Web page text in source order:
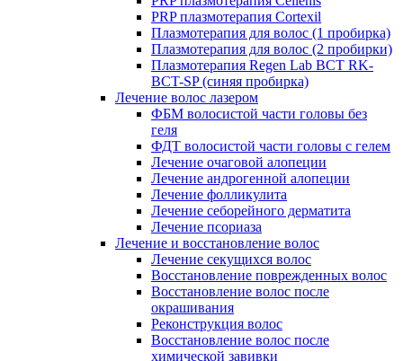
PRP плазмотерапия Cortexil
Плазмотерапия для волос (1 пробирка)
Плазмотерапия для волос (2 пробирки)
Плазмотерапия Regen Lab BCT RK-
BCT-SP (синяя пробирка)
Лечение волос лазером
ФБМ волосистой части головы без
геля
ФДТ волосистой части головы с гелем
Лечение очаговой алопеции
Лечение андрогенной алопеции
Лечение фолликулита
Лечение себорейного дерматита
Лечение псориаза
Лечение и восстановление волос
Лечение секущихся волос
Восстановление поврежденных волос
Восстановление волос после
окрашивания
Реконструкция волос
Восстановление волос после
химической завивки